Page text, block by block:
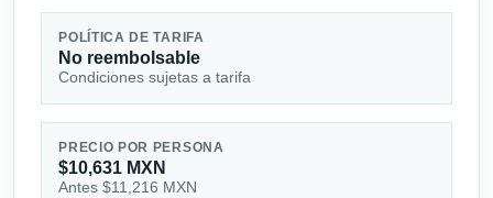
POLÍTICA DE TARIFA
No reembolsable
Condiciones sujetas a tarifa
PRECIO POR PERSONA
$10,631 MXN
Antes $11,216 MXN